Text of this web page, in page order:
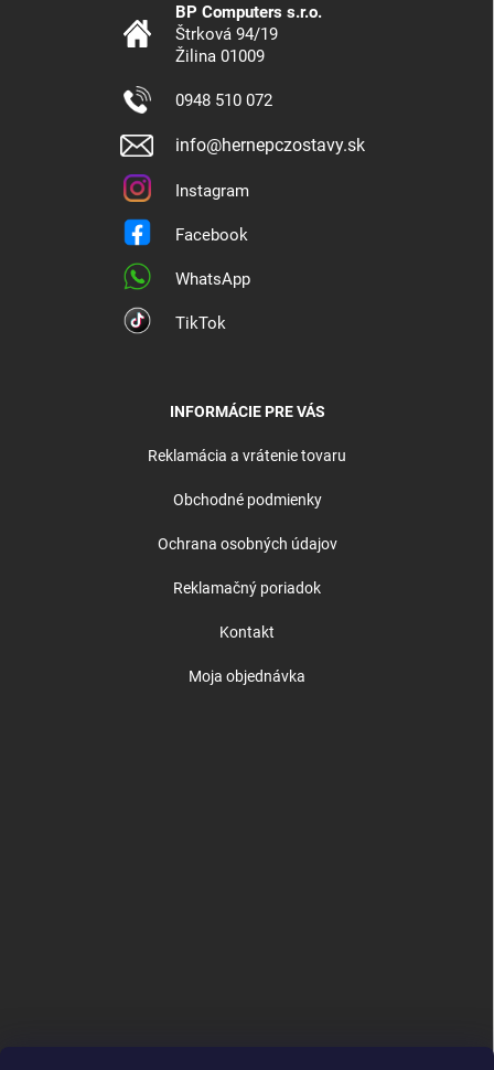
BP Computers s.r.o.
Štrková 94/19
Žilina 01009
0948 510 072
info@hernepczostavy.sk
Instagram
Facebook
WhatsApp
TikTok
INFORMÁCIE PRE VÁS
Reklamácia a vrátenie tovaru
Obchodné podmienky
Ochrana osobných údajov
Reklamačný poriadok
Kontakt
Moja objednávka